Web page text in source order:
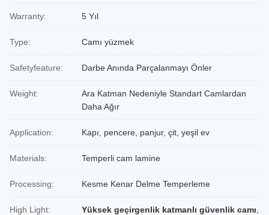
Warranty: 5 Yıl
Type: Camı yüzmek
Safetyfeature: Darbe Anında Parçalanmayı Önler
Weight:
Ara Katman Nedeniyle Standart Camlardan
Daha Ağır
Application: Kapı, pencere, panjur, çit, yeşil ev
Materials: Temperli cam lamine
Processing: Kesme Kenar Delme Temperleme
High Light: Yüksek geçirgenlik katmanlı güvenlik camı